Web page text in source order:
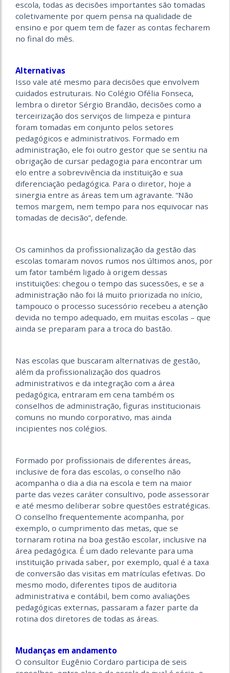
escola, todas as decisões importantes são tomadas
coletivamente por quem pensa na qualidade de
ensino e por quem tem de fazer as contas fecharem
no final do mês.
Alternativas
Isso vale até mesmo para decisões que envolvem
cuidados estruturais. No Colégio Ofélia Fonseca,
lembra o diretor Sérgio Brandão, decisões como a
terceirização dos serviços de limpeza e pintura
foram tomadas em conjunto pelos setores
pedagógicos e administrativos. Formado em
administração, ele foi outro gestor que se sentiu na
obrigação de cursar pedagogia para encontrar um
elo entre a sobrevivência da instituição e sua
diferenciação pedagógica. Para o diretor, hoje a
sinergia entre as áreas tem um agravante. “Não
temos margem, nem tempo para nos equivocar nas
tomadas de decisão”, defende.
Os caminhos da profissionalização da gestão das
escolas tomaram novos rumos nos últimos anos, por
um fator também ligado à origem dessas
instituições: chegou o tempo das sucessões, e se a
administração não foi lá muito priorizada no início,
tampouco o processo sucessório recebeu a atenção
devida no tempo adequado, em muitas escolas – que
ainda se preparam para a troca do bastão.
Nas escolas que buscaram alternativas de gestão,
além da profissionalização dos quadros
administrativos e da integração com a área
pedagógica, entraram em cena também os
conselhos de administração, figuras institucionais
comuns no mundo corporativo, mas ainda
incipientes nos colégios.
Formado por profissionais de diferentes áreas,
inclusive de fora das escolas, o conselho não
acompanha o dia a dia na escola e tem na maior
parte das vezes caráter consultivo, pode assessorar
e até mesmo deliberar sobre questões estratégicas.
O conselho frequentemente acompanha, por
exemplo, o cumprimento das metas, que se
tornaram rotina na boa gestão escolar, inclusive na
área pedagógica. É um dado relevante para uma
instituição privada saber, por exemplo, qual é a taxa
de conversão das visitas em matrículas efetivas. Do
mesmo modo, diferentes tipos de auditoria
administrativa e contábil, bem como avaliações
pedagógicas externas, passaram a fazer parte da
rotina dos diretores de todas as áreas.
Mudanças em andamento
O consultor Eugênio Cordaro participa de seis